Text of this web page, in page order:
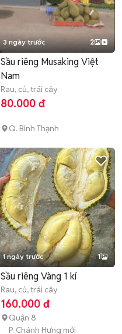
3 ngày trước 2
Sầu riêng Musaking Việt
Nam
Rau, củ, trái cây
80.000 đ
Q. Bình Thạnh
1 ngày trước 1
Sầu riêng Vàng 1 kí
Rau, củ, trái cây
160.000 đ
Quận 8
P. Chánh Hưng mới